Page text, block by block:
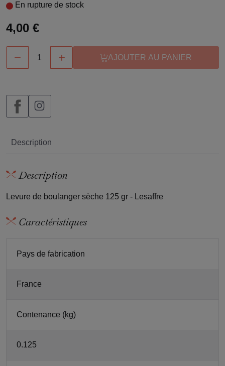
En rupture de stock
4,00 €
  AJOUTER AU PANIER
Description
Description
Levure de boulanger sèche 125 gr - Lesaffre
Caractéristiques
Pays de fabrication
France
Contenance (kg)
0.125